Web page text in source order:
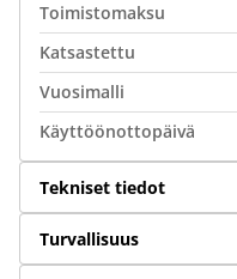
Toimistomaksu
Katsastettu
Vuosimalli
Käyttöönottopäivä
Tekniset tiedot
Turvallisuus